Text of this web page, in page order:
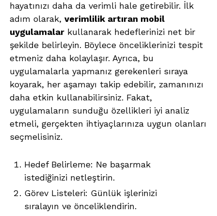
hayatınızı daha da verimli hale getirebilir. İlk
adım olarak, verimlilik artıran mobil
uygulamalar kullanarak hedeflerinizi net bir
şekilde belirleyin. Böylece önceliklerinizi tespit
etmeniz daha kolaylaşır. Ayrıca, bu
uygulamalarla yapmanız gerekenleri sıraya
koyarak, her aşamayı takip edebilir, zamanınızı
daha etkin kullanabilirsiniz. Fakat,
uygulamaların sunduğu özellikleri iyi analiz
etmeli, gerçekten ihtiyaçlarınıza uygun olanları
seçmelisiniz.
Hedef Belirleme: Ne başarmak
istediğinizi netleştirin.
Görev Listeleri: Günlük işlerinizi
sıralayın ve önceliklendirin.